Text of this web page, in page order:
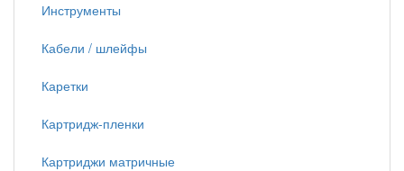
Инструменты
Кабели / шлейфы
Каретки
Картридж-пленки
Картриджи матричные